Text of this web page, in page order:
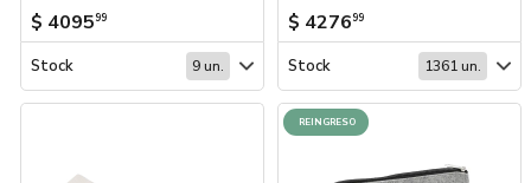
$ 409599
Stock 9 un.
$ 427699
Stock 1361 un.
REINGRESO